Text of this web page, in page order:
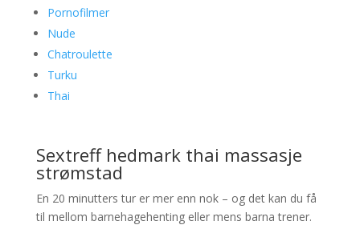
Pornofilmer
Nude
Chatroulette
Turku
Thai
Sextreff hedmark thai massasje
strømstad
En 20 minutters tur er mer enn nok – og det kan du få
til mellom barnehagehenting eller mens barna trener.